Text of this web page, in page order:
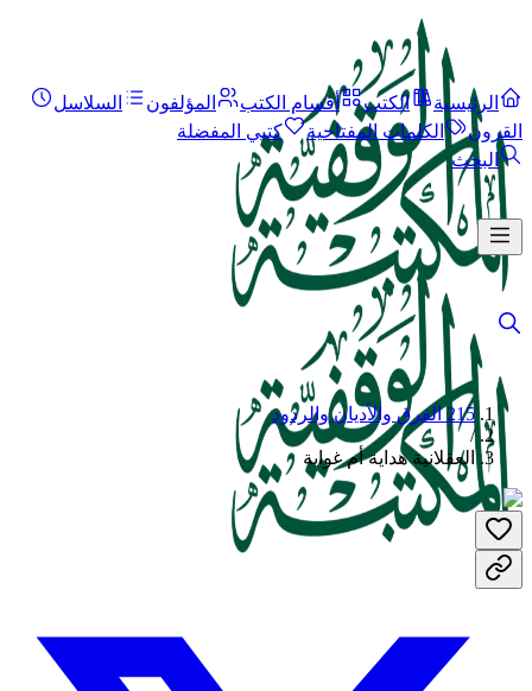
الرئيسية الكتب أقسام الكتب المؤلفون
السلاسل
القرون
الكلمات المفتاحية
كتبي المفضلة
البحث
215 الفرق والأديان والردود
/
العقلانية هداية أم غواية